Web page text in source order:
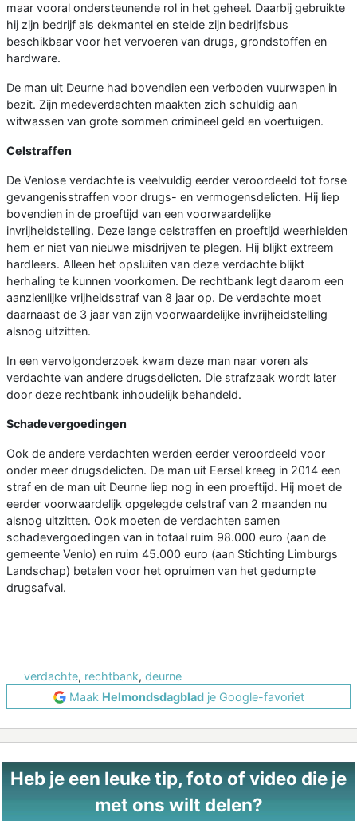
maar vooral ondersteunende rol in het geheel. Daarbij gebruikte
hij zijn bedrijf als dekmantel en stelde zijn bedrijfsbus
beschikbaar voor het vervoeren van drugs, grondstoffen en
hardware.
De man uit Deurne had bovendien een verboden vuurwapen in
bezit. Zijn medeverdachten maakten zich schuldig aan
witwassen van grote sommen crimineel geld en voertuigen.
Celstraffen
De Venlose verdachte is veelvuldig eerder veroordeeld tot forse
gevangenisstraffen voor drugs- en vermogensdelicten. Hij liep
bovendien in de proeftijd van een voorwaardelijke
invrijheidstelling. Deze lange celstraffen en proeftijd weerhielden
hem er niet van nieuwe misdrijven te plegen. Hij blijkt extreem
hardleers. Alleen het opsluiten van deze verdachte blijkt
herhaling te kunnen voorkomen. De rechtbank legt daarom een
aanzienlijke vrijheidsstraf van 8 jaar op. De verdachte moet
daarnaast de 3 jaar van zijn voorwaardelijke invrijheidstelling
alsnog uitzitten.
In een vervolgonderzoek kwam deze man naar voren als
verdachte van andere drugsdelicten. Die strafzaak wordt later
door deze rechtbank inhoudelijk behandeld.
Schadevergoedingen
Ook de andere verdachten werden eerder veroordeeld voor
onder meer drugsdelicten. De man uit Eersel kreeg in 2014 een
straf en de man uit Deurne liep nog in een proeftijd. Hij moet de
eerder voorwaardelijk opgelegde celstraf van 2 maanden nu
alsnog uitzitten. Ook moeten de verdachten samen
schadevergoedingen van in totaal ruim 98.000 euro (aan de
gemeente Venlo) en ruim 45.000 euro (aan Stichting Limburgs
Landschap) betalen voor het opruimen van het gedumpte
drugsafval.
verdachte, rechtbank, deurne
Maak Helmondsdagbladje Google-favoriet
Heb je een leuke tip, foto of video die je
met ons wilt delen?